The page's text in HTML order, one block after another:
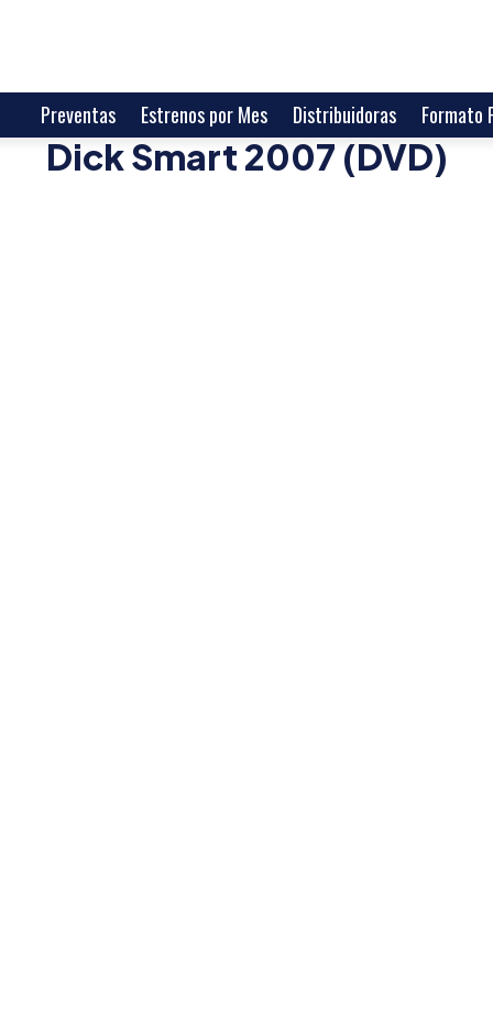
Preventas Estrenos por Mes Distribuidoras Formato
Dick Smart 2007 (DVD)